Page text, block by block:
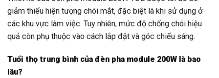
giảm thiểu hiện tượng chói mắt, đặc biệt là khi sử dụng ở
các khu vực làm việc. Tuy nhiên, mức độ chống chói hiệu
quả còn phụ thuộc vào cách lắp đặt và góc chiếu sáng.
Tuổi thọ trung bình của đèn pha module 200W là bao
lâu?